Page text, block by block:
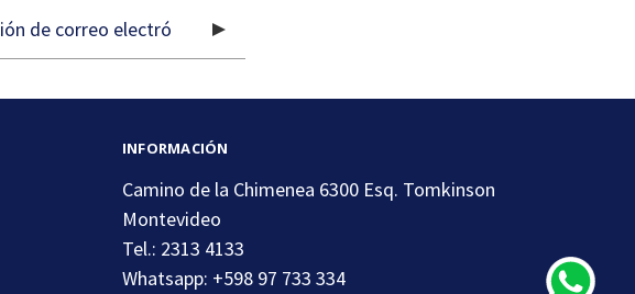
INFORMACIÓN
Camino de la Chimenea 6300 Esq. Tomkinson
Montevideo
Tel.: 2313 4133
Whatsapp: +598 97 733 334